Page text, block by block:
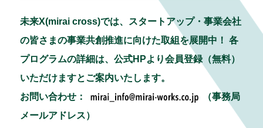
未来X(mirai cross)では、スタートアップ・事業会社
の皆さまの事業共創推進に向けた取組を展開中！ 各
プログラムの詳細は、公式HPより会員登録（無料）
いただけますとご案内いたします。
お問い合わせ：
（事務局
メールアドレス）